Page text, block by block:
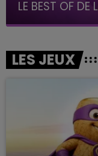
LE BEST OF DE
LES JEUX